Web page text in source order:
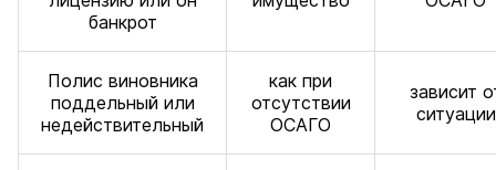
банкрот
Полис виновника
поддельный или
недействительный
как при
отсутствии
ОСАГО
зависит
ситуации